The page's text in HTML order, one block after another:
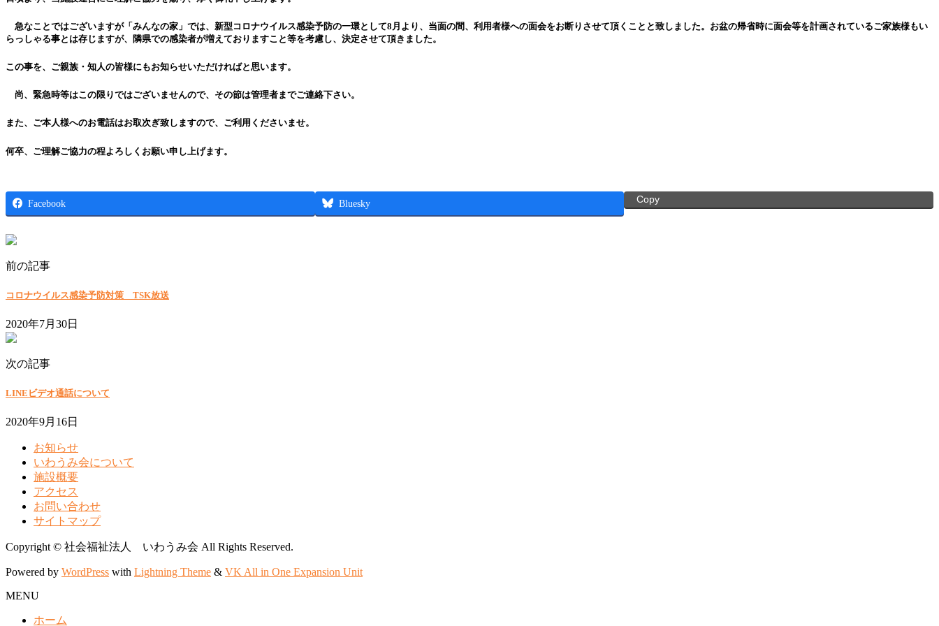
急なことではございますが「みんなの家」では、新型コロナウイルス感染予防の一環として8月より、当面の間、利用者様への面会をお断りさせて頂くことと致しました。お盆の帰省時に面会等を計画されているご家族様もい
らっしゃる事とは存じますが、隣県での感染者が増えておりますこと等を考慮し、決定させて頂きました。
この事を、ご親族・知人の皆様にもお知らせいただければと思います。
尚、緊急時等はこの限りではございませんので、その節は管理者までご連絡下さい。
また、ご本人様へのお電話はお取次ぎ致しますので、ご利用くださいませ。
何卒、ご理解ご協力の程よろしくお願い申し上げます。
Facebook Bluesky Copy
前の記事
コロナウイルス感染予防対策 TSK放送
2020年7月30日
次の記事
LINEビデオ通話について
2020年9月16日
お知らせ
いわうみ会について
施設概要
アクセス
お問い合わせ
サイトマップ
Copyright © 社会福祉法人 いわうみ会 All Rights Reserved.
Powered by WordPress with Lightning Theme & VK All in One Expansion Unit
MENU
ホーム